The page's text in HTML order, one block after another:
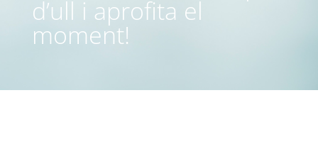
d’ull i aprofita el
moment!